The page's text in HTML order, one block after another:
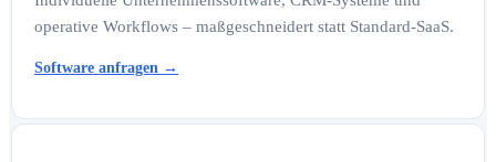
operative Workflows – maßgeschneidert statt Standard-SaaS.
Software anfragen →